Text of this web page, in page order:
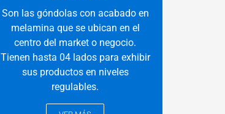
Son las góndolas con acabado en
melamina que se ubican en el
centro del market o negocio.
Tienen hasta 04 lados para exhibir
sus productos en niveles
regulables.